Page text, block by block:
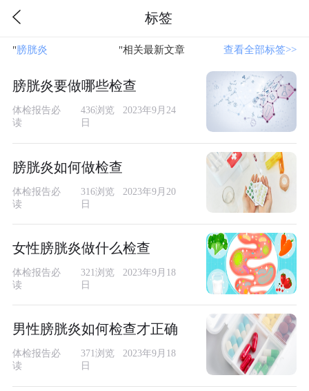
标签
"膀胱炎 "相关最新文章 查看全部标签>>
膀胱炎要做哪些检查
体检报告必
读
436浏览 2023年9月24
日
膀胱炎如何做检查
体检报告必
读
316浏览 2023年9月20
日
女性膀胱炎做什么检查
体检报告必
读
321浏览 2023年9月18
日
男性膀胱炎如何检查才正确
体检报告必
读
371浏览 2023年9月18
日